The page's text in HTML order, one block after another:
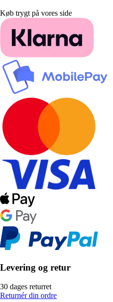
Køb trygt på vores side
Levering og retur
30 dages returret
Returnér din ordre